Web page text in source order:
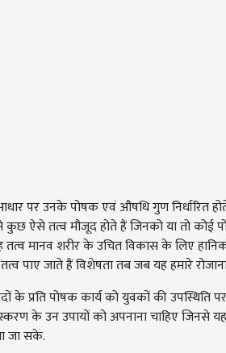
पर उनके पोषक एवं औषधि गुण निर्धारित
ऐसे तत्व मौजूद होते हैं जिनको या तो कोई
मानव शरीर के उचित विकास के लिए
पाए जाते हैं विशेषता तब जब यह हमारे
के प्रति पोषक कार्य को युवकों की उपस्थिति
के उन उपायों को अपनाना चाहिए जिनसे
जा सके.